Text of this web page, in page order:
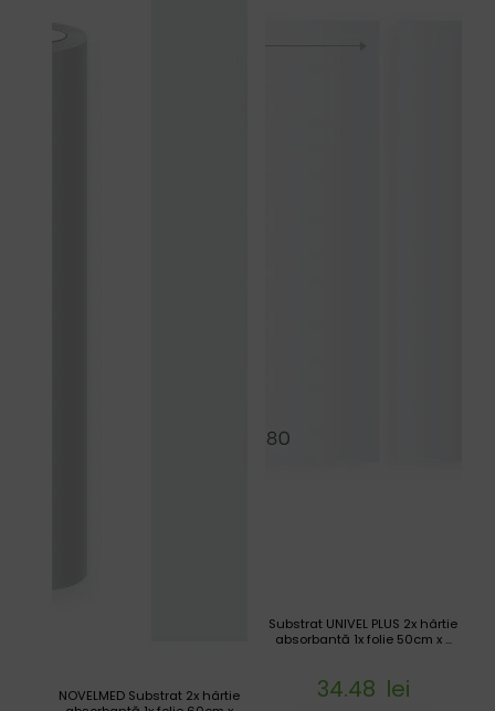
Substrat UNIVEL PLUS 2x hârtie
absorbantă 1x folie 50cm x ...
34.48 lei
NOVELMED Substrat 2x hârtie